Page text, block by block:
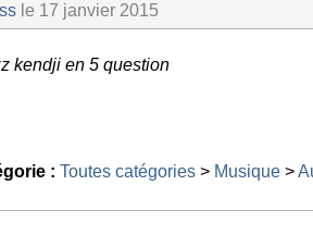
le 17 janvier 2015
kendji en 5 question
: Toutes catégories > Musique >